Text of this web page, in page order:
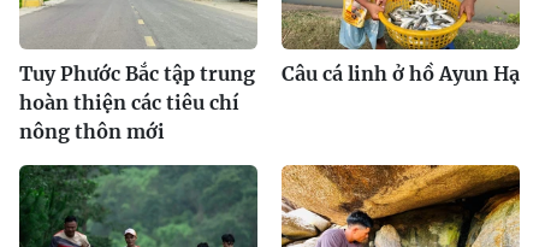
Tuy Phước Bắc tập trung
hoàn thiện các tiêu chí
nông thôn mới
Câu cá linh ở hồ Ayun Hạ